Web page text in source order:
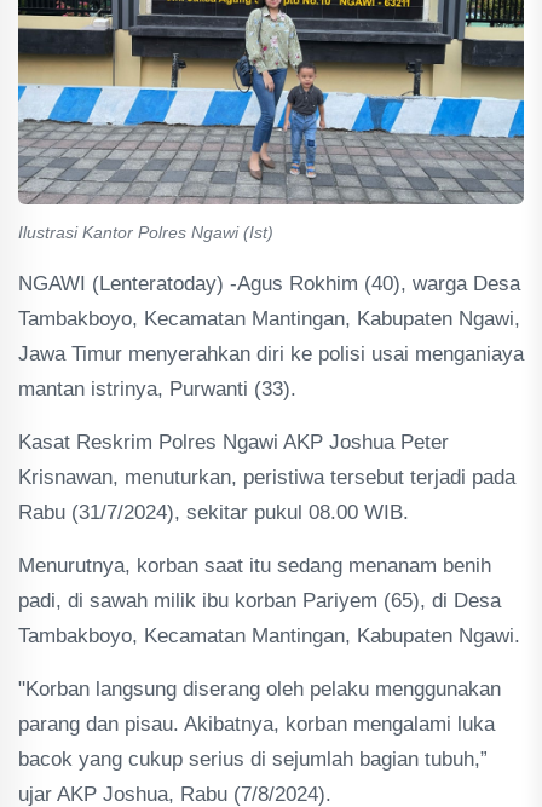
Ilustrasi Kantor Polres Ngawi (Ist)
NGAWI (Lenteratoday) -Agus Rokhim (40), warga Desa
Tambakboyo, Kecamatan Mantingan, Kabupaten Ngawi,
Jawa Timur menyerahkan diri ke polisi usai menganiaya
mantan istrinya, Purwanti (33).
Kasat Reskrim Polres Ngawi AKP Joshua Peter
Krisnawan, menuturkan, peristiwa tersebut terjadi pada
Rabu (31/7/2024), sekitar pukul 08.00 WIB.
Menurutnya, korban saat itu sedang menanam benih
padi, di sawah milik ibu korban Pariyem (65), di Desa
Tambakboyo, Kecamatan Mantingan, Kabupaten Ngawi.
"Korban langsung diserang oleh pelaku menggunakan
parang dan pisau. Akibatnya, korban mengalami luka
bacok yang cukup serius di sejumlah bagian tubuh,”
ujar AKP Joshua, Rabu (7/8/2024).